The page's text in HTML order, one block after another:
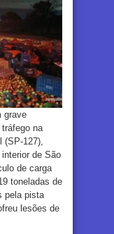
grave
na
(SP-127),
de São
de carga
toneladas de
pela pista
lesões de